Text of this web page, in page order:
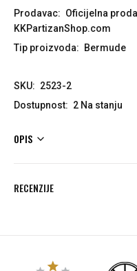
Prodavac: Oficijelna
KKPartizanShop.com
Tip proizvoda:
Bermude
SKU: 2523-2
Dostupnost: 2 Na stanju
OPIS
RECENZIJE